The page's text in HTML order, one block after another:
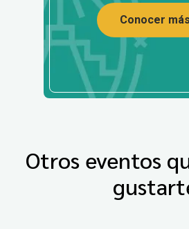
Conocer más
Otros eventos